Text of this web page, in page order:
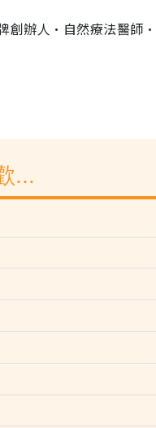
創辦人•自然療法醫師
...